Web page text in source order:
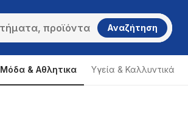
Αναζήτηση
Μόδα & Aθλητικα Υγεία & Καλλυντικά